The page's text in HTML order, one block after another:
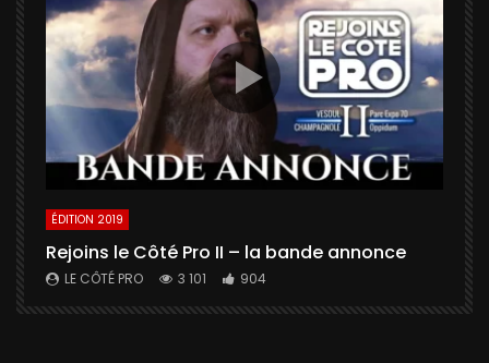
ÉDITION 2019
Rejoins le Côté Pro II – la bande annonce
LE CÔTÉ PRO 3 101 904